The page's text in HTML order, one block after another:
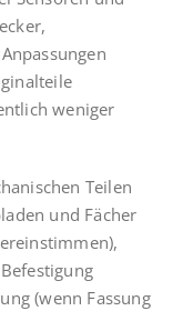
weniger
Teilen
und Fächer
(wenn Fassung